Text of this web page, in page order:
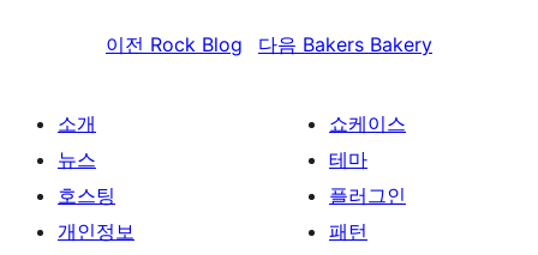
이전 Rock Blog 다음 Bakers Bakery
소개
뉴스
호스팅
개인정보
쇼케이스
테마
플러그인
패턴